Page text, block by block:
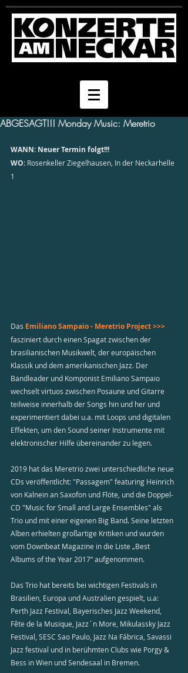
ABGESAGT!!! Monday Music: Meretrio
WANN: Neuer Termin folgt!!!
WO: Rosenkeller Ziegelhausen, In der Neckarhelle
1
Das Emiliano Sampaio - Meretrio Project >>>
fasziniert durch einen Spagat zwischen der
brasilianischen Musikwelt, der europäischen
Klassik und dem amerikanischen Jazz. Der
Bandleader und Komponist Emiliano Sampaio
wechselt virtuos zwischen Posaune und Gitarre
teilweise innerhalb der Songs hin und her und
experimentiert dabei u.a. mit Loops und digitalen
Effekten, um den Sound seiner Instrumente mit
elektronischer Hilfe übereinander zu legen.
2019 hat das Meretrio zwei unterschiedliche neue
CDs veröffentlicht: "Passagem" featuring Heinrich
von Kalnein an Saxofon und Flöte, und die Doppel-
CD "Music for Small and Large Ensembles" als
Trio und mit einer eigenen Big Band. Seine letzten
Alben erhielten großartige Kritiken und wurden
vom Downbeat Magazine in die Liste „Best
Albums of the Year 2017“ aufgenommen.
Das Trio hat bereits bei wichtigen Festivals in
Brasilien, Europa und Australien gespielt, u.a:
Perth Jazz Festival, Bayerisches Jazz Weekend,
Fête de la Musique, Jazz´n More, Mikulassky Jazz
Festival, SESC Sao Paulo, Jazz Na Fábrica, Savassi
Jazz festival und in berühmten Clubs wie Porgy &
Bess in Wien und Sendesaal in Bremen.